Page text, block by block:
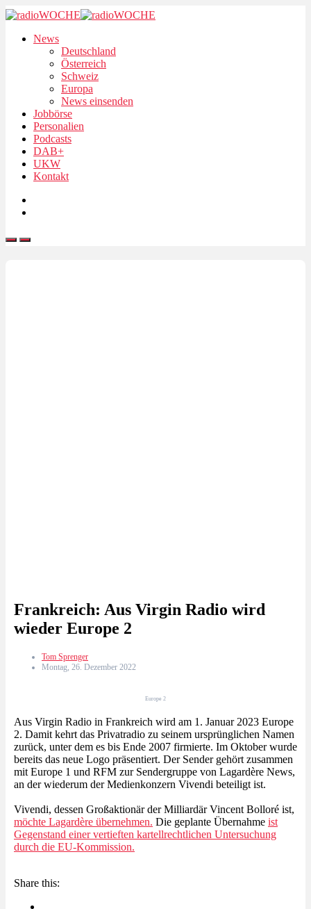
News
Deutschland
Österreich
Schweiz
Europa
News einsenden
Jobbörse
Personalien
Podcasts
DAB+
UKW
Kontakt
Frankreich: Aus Virgin Radio wird
wieder Europe 2
Tom Sprenger
Montag, 26. Dezember 2022
Europe 2
Aus Virgin Radio in Frankreich wird am 1. Januar 2023 Europe
2. Damit kehrt das Privatradio zu seinem ursprünglichen Namen
zurück, unter dem es bis Ende 2007 firmierte. Im Oktober wurde
bereits das neue Logo präsentiert. Der Sender gehört zusammen
mit Europe 1 und RFM zur Sendergruppe von Lagardère News,
an der wiederum der Medienkonzern Vivendi beteiligt ist.
Vivendi, dessen Großaktionär der Milliardär Vincent Bolloré ist,
möchte Lagardère übernehmen. Die geplante Übernahme ist
Gegenstand einer vertieften kartellrechtlichen Untersuchung
durch die EU-Kommission.
Share this: